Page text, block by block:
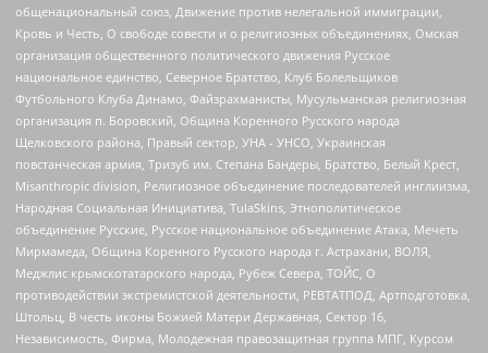
общенациональный союз, Движение против нелегальной иммиграции,
Кровь и Честь, О свободе совести и о религиозных объединениях, Омская
организация общественного политического движения Русское
национальное единство, Северное Братство, Клуб Болельщиков
Футбольного Клуба Динамо, Файзрахманисты, Мусульманская религиозная
организация п. Боровский, Община Коренного Русского народа
Щелковского района, Правый сектор, УНА - УНСО, Украинская
повстанческая армия, Тризуб им. Степана Бандеры, Братство, Белый Крест,
Misanthropic division, Религиозное объединение последователей инглиизма,
Народная Социальная Инициатива, TulaSkins, Этнополитическое
объединение Русские, Русское национальное объединение Атака, Мечеть
Мирмамеда, Община Коренного Русского народа г. Астрахани, ВОЛЯ,
Меджлис крымскотатарского народа, Рубеж Севера, ТОЙС, О
противодействии экстремистской деятельности, РЕВТАТПОД, Артподготовка,
Штольц, В честь иконы Божией Матери Державная, Сектор 16,
Независимость, Фирма, Молодежная правозащитная группа МПГ, Курсом